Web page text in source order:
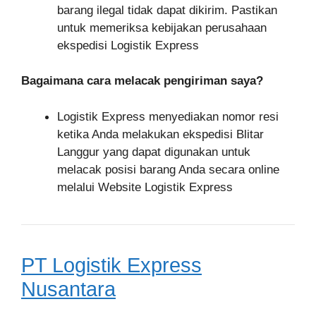
barang ilegal tidak dapat dikirim. Pastikan
untuk memeriksa kebijakan perusahaan
ekspedisi Logistik Express
Bagaimana cara melacak pengiriman saya?
Logistik Express menyediakan nomor resi
ketika Anda melakukan ekspedisi Blitar
Langgur yang dapat digunakan untuk
melacak posisi barang Anda secara online
melalui Website Logistik Express
PT Logistik Express
Nusantara